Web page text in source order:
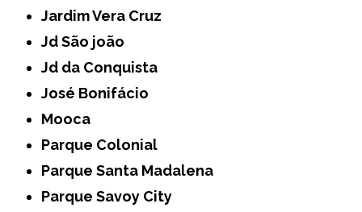
Jardim Vera Cruz
Jd São joão
Jd da Conquista
José Bonifácio
Mooca
Parque Colonial
Parque Santa Madalena
Parque Savoy City